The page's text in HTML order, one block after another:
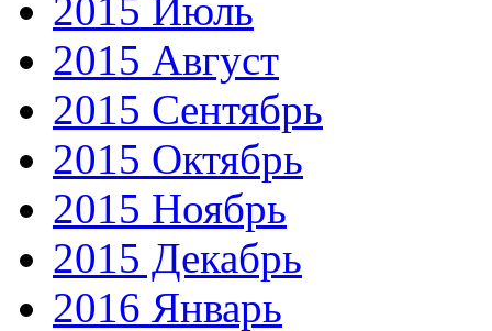
2015 Июль
2015 Август
2015 Сентябрь
2015 Октябрь
2015 Ноябрь
2015 Декабрь
2016 Январь